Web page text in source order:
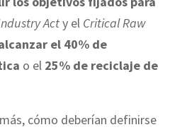
Acty el Critical Raw
el 40% de
o el 25% de reciclaje de
cómo deberían definirse